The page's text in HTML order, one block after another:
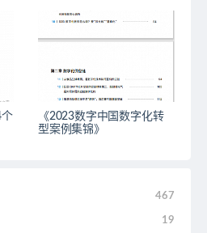
《2023数字中国数字化转
型案例集锦》
467
19